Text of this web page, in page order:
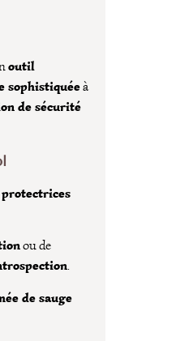
outil
sophistiquéeà
de sécurité
protectrices
ou de
.
de sauge